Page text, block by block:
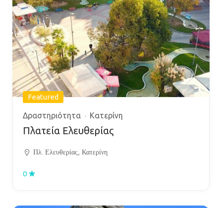
Featured
Δραστηριότητα Κατερίνη
Πλατεία Ελευθερίας
Πλ. Ελευθερίας, Κατερίνη
0